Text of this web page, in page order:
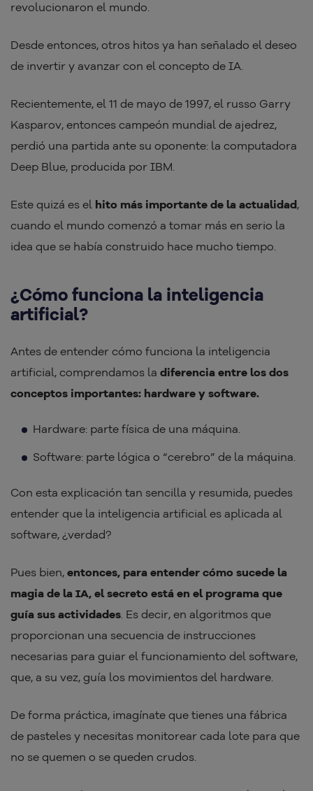
revolucionaron el mundo.
Desde entonces, otros hitos ya han señalado el deseo
de invertir y avanzar con el concepto de IA.
Recientemente, el 11 de mayo de 1997, el russo Garry
Kasparov, entonces campeón mundial de ajedrez,
perdió una partida ante su oponente: la computadora
Deep Blue, producida por IBM.
Este quizá es el hito más importante de la actualidad,
cuando el mundo comenzó a tomar más en serio la
idea que se había construido hace mucho tiempo.
¿Cómo funciona la inteligencia
artificial?
Antes de entender cómo funciona la inteligencia
artificial, comprendamos la diferencia entre los dos
conceptos importantes: hardware y software.
Hardware: parte física de una máquina.
Software: parte lógica o “cerebro” de la máquina.
Con esta explicación tan sencilla y resumida, puedes
entender que la inteligencia artificial es aplicada al
software, ¿verdad?
Pues bien, entonces, para entender cómo sucede la
magia de la IA, el secreto está en el programa que
guía sus actividades. Es decir, en algoritmos que
proporcionan una secuencia de instrucciones
necesarias para guiar el funcionamiento del software,
que, a su vez, guía los movimientos del hardware.
De forma práctica, imagínate que tienes una fábrica
de pasteles y necesitas monitorear cada lote para que
no se quemen o se queden crudos.